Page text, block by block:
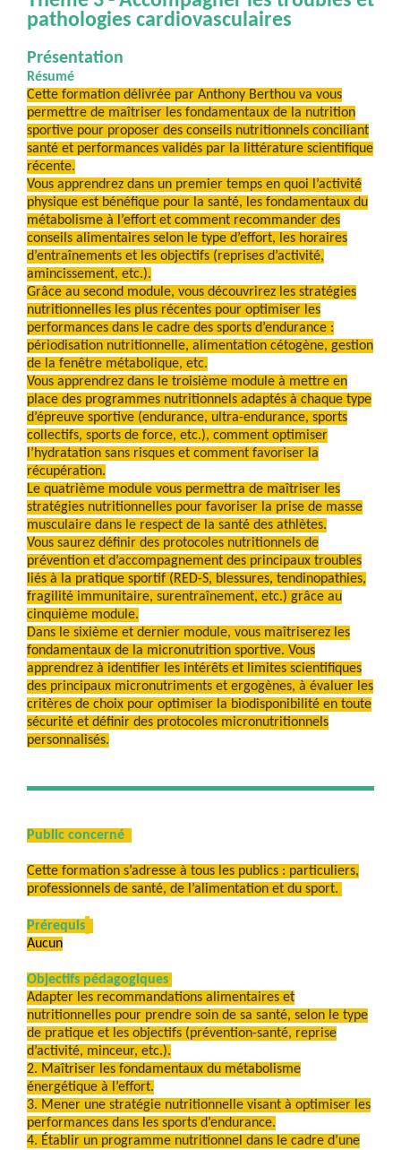
pathologies cardiovasculaires
Présentation
Résumé
Cette formation délivrée par Anthony Berthou va vous
permettre de maîtriser les fondamentaux de la nutrition
sportive pour proposer des conseils nutritionnels conciliant
santé et performances validés par la littérature scientifique
récente.
Vous apprendrez dans un premier temps en quoi l’activité
physique est bénéfique pour la santé, les fondamentaux du
métabolisme à l’effort et comment recommander des
conseils alimentaires selon le type d’effort, les horaires
d’entraînements et les objectifs (reprises d’activité,
amincissement, etc.).
Grâce au second module, vous découvrirez les stratégies
nutritionnelles les plus récentes pour optimiser les
performances dans le cadre des sports d’endurance :
périodisation nutritionnelle, alimentation cétogène, gestion
de la fenêtre métabolique, etc.
Vous apprendrez dans le troisième module à mettre en
place des programmes nutritionnels adaptés à chaque type
d’épreuve sportive (endurance, ultra-endurance, sports
collectifs, sports de force, etc.), comment optimiser
l’hydratation sans risques et comment favoriser la
récupération.
Le quatrième module vous permettra de maîtriser les
stratégies nutritionnelles pour favoriser la prise de masse
musculaire dans le respect de la santé des athlètes.
Vous saurez définir des protocoles nutritionnels de
prévention et d’accompagnement des principaux troubles
liés à la pratique sportif (RED-S, blessures, tendinopathies,
fragilité immunitaire, surentraînement, etc.) grâce au
cinquième module.
Dans le sixième et dernier module, vous maîtriserez les
fondamentaux de la micronutrition sportive. Vous
apprendrez à identifier les intérêts et limites scientifiques
des principaux micronutriments et ergogènes, à évaluer les
critères de choix pour optimiser la biodisponibilité en toute
sécurité et définir des protocoles micronutritionnels
personnalisés.
Public concerné
Cette formation s’adresse à tous les publics : particuliers,
professionnels de santé, de l’alimentation et du sport.
Prérequis
Aucun
Objectifs pédagogiques
Adapter les recommandations alimentaires et
nutritionnelles pour prendre soin de sa santé, selon le type
de pratique et les objectifs (prévention-santé, reprise
d’activité, minceur, etc.).
2. Maîtriser les fondamentaux du métabolisme
énergétique à l’effort.
3. Mener une stratégie nutritionnelle visant à optimiser les
performances dans les sports d’endurance.
4. Établir un programme nutritionnel dans le cadre d’une